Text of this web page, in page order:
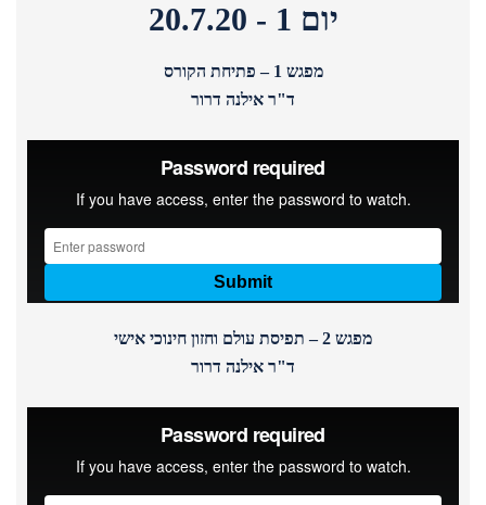
יום 1 - 20.7.20
מפגש 1 – פתיחת הקורס
ד"ר אילנה דרור
מפגש 2 – תפיסת עולם וחזון חינוכי אישי
ד"ר אילנה דרור